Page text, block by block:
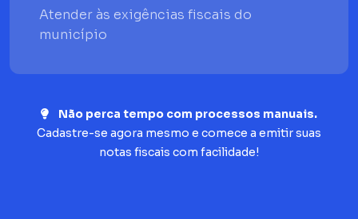
Atender às exigências fiscais do
município
Não perca tempo com processos manuais.
Cadastre-se agora mesmo e comece a emitir suas
notas fiscais com facilidade!